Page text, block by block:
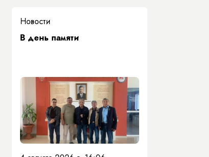
Новости
​В день памяти